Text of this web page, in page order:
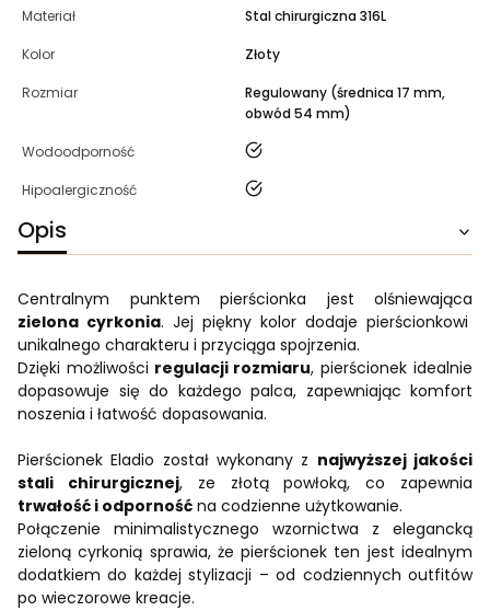
Materiał Stal chirurgiczna 316L
Kolor Złoty
Rozmiar
Regulowany (średnica 17 mm,
obwód 54 mm)
Wodoodporność tak
Hipoalergiczność tak
Opis
Centralnym punktem pierścionka jest olśniewająca
zielona cyrkonia. Jej piękny kolor dodaje pierścionkowi
unikalnego charakteru i przyciąga spojrzenia.
Dzięki możliwości regulacji rozmiaru, pierścionek idealnie
dopasowuje się do każdego palca, zapewniając komfort
noszenia i łatwość dopasowania.
Pierścionek Eladio został wykonany z najwyższej jakości
stali chirurgicznej, ze złotą powłoką, co zapewnia
trwałość i odporność na codzienne użytkowanie.
Połączenie minimalistycznego wzornictwa z elegancką
zieloną cyrkonią sprawia, że pierścionek ten jest idealnym
dodatkiem do każdej stylizacji – od codziennych outfitów
po wieczorowe kreacje.